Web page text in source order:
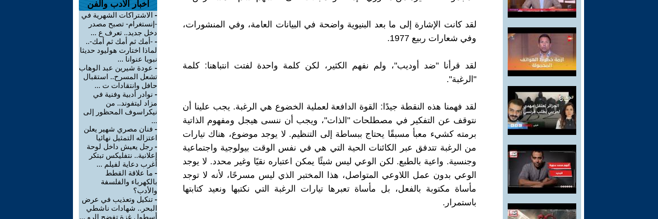
لقد كانت الإشارة إلى ما بعد البنيوية واضحة في البيانات العامة، وفي المنشورات،
وفي شعارات ربيع 1977.
لقد قرأنا "ضد أوديب"، ولم نفهم الكثير، لكن كلمة واحدة لفتت انتباهنا: كلمة
"الرغبة".
لقد فهمنا هذه النقطة جيدًا: القوة الدافعة لعملية الخضوع هي الرغبة. يجب علينا أن
نتوقف عن التفكير في مصطلحات "الذات"، ويجب أن ننسى هيجل ومفهوم الذاتية
برمته كشيء معبأ مسبقًا يحتاج ببساطة إلى التنظيم. لا يوجد موضوع، هناك تيارات
من الرغبة تتدفق عبر الكائنات الحية التي هي في نفس الوقت بيولوجية واجتماعية
وجنسية. واعية بالطبع. لكن الوعي ليس شيئًا يمكن اعتباره نقيًا وغير محدد. لا يوجد
الوعي بدون عمل اللاوعي المتواصل، هذا المختبر الذي ليس مسرحًا، لأنه لا توجد
مأساة مكتوبة بالفعل، بل مأساة تعبرها تيارات الرغبة التي نكتبها ونعيد كتابتها
باستمرار.
اخبار الأدب والفن
- الاشتراكات الشهرية في
-إنستغرام- تصبح مصدر
دخل جديد.. تعرف ع ...
- -أمك ثم أمك ثم أمك-..
لماذا اختارت هوليود حديثا
نبويا عنوانا ...
- عودة شيرين عبد الوهاب
تشعل المسرح.. استقبال
حافل وانتقادات ت ...
- نوادر أدبية وفنية في
مزاد ليتفوند.. من
نيكراسوف المحظور إلى
...
- فنان مصري شهير يعلن
اعتزاله التمثيل نهائيا
- رجل يعيش داخل لوحة
إعلانية.. نتفليكس تبتكر
أغرب دعاية لفيلم ...
- ما علاقة القطط
بالكهرباء والفلسفة
والأدب؟
- تنكيل وتعذيب في عرض
البحر.. شهادات ناشطي
أسطول غزة تفضح الرو ...